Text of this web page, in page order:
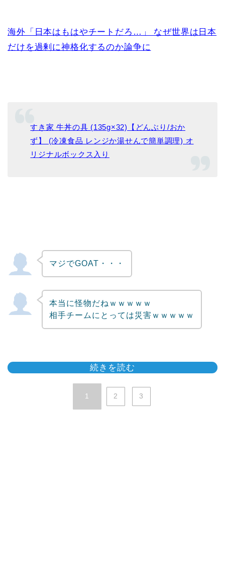
海外「日本はもはやチートだろ…」 なぜ世界は日本
だけを過剰に神格化するのか論争に
すき家 牛丼の具 (135g×32)【どんぶり/おか
ず】 (冷凍食品 レンジか湯せんで簡単調理) オ
リジナルボックス入り
マジでGOAT・・・
本当に怪物だねｗｗｗｗｗ
相手チームにとっては災害ｗｗｗｗｗ
続きを読む
1 2 3